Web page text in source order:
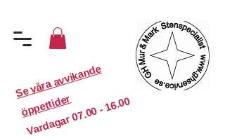
S
e
v
år
a
a
v
vi
k
a
n
d
e
ö
p
p
etti
d
er
Vardagar
07.00 - 16.00